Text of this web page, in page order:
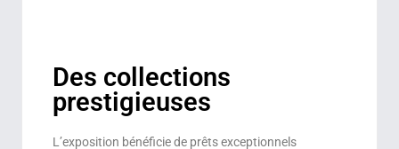
Des collections
prestigieuses
L’exposition bénéficie de prêts exceptionnels